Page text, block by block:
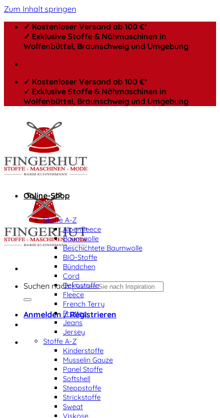
Zum Inhalt springen
✓ Kostenloser Versand ab 100 €*
✓ Exklusive Stoffe & Nähmaschinen in
Wolfenbüttel, Braunschweig und Umgebung
✓ Kostenloser Versand ab 100 €*
✓ Exklusive Stoffe & Nähmaschinen in
Wolfenbüttel, Braunschweig und Umgebung
Suchen nach:
Anmelden / Registrieren
Online-Shop
Stoffe A-Z
Alpenfleece
Baumwolle
Beschichtete Baumwolle
BIO-Stoffe
Bündchen
Cord
Dekostoffe
Fleece
French Terry
Frottee
Jeans
Jersey
Stoffe A-Z
Kinderstoffe
Musselin Gauze
Panel Stoffe
Softshell
Steppstoffe
Strickstoffe
Sweat
Viskose